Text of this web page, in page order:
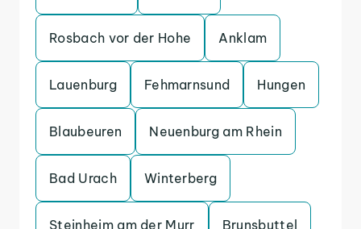
Rosbach vor der Hohe Anklam
Lauenburg Fehmarnsund Hungen
Blaubeuren Neuenburg am Rhein
Bad Urach Winterberg
Steinheim am der Murr Brunsbuttel